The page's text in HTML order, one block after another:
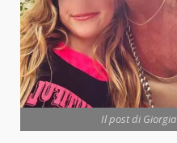
Il post di